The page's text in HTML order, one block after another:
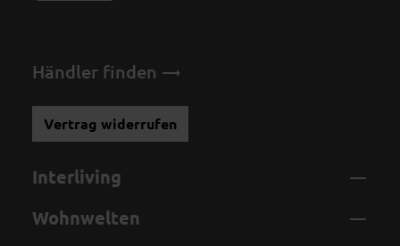
Händler finden
Vertrag widerrufen
Interliving
Wohnwelten